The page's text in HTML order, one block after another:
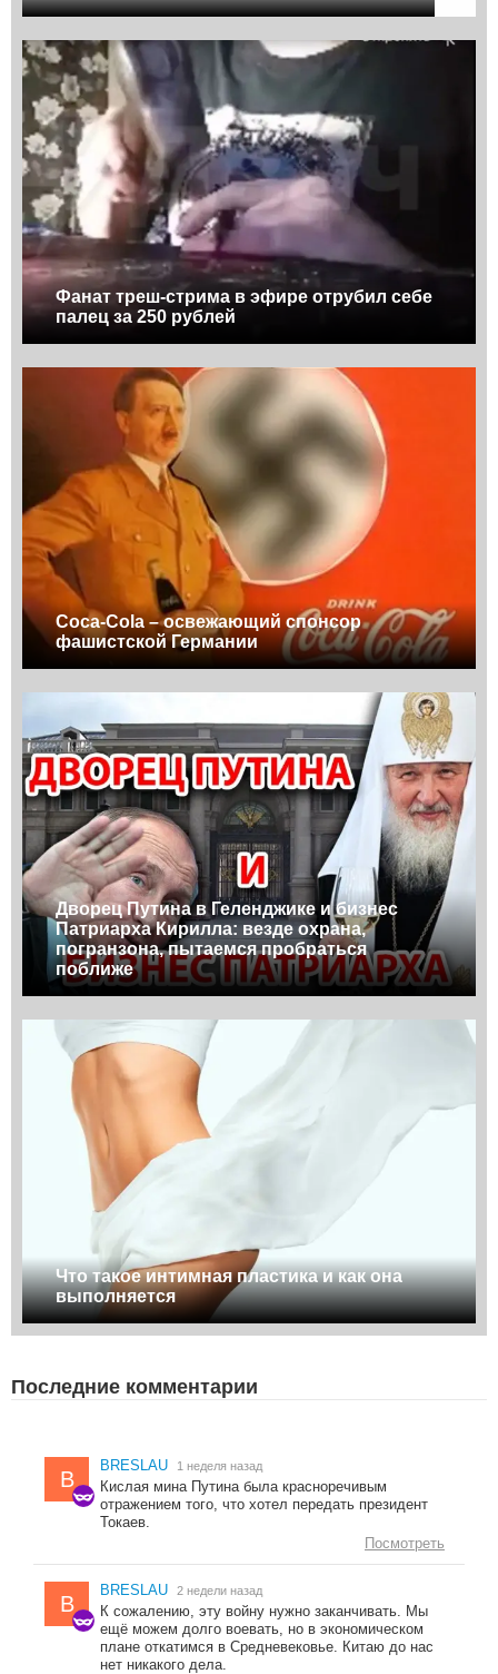
Фанат треш-стрима в эфире отрубил себе
палец за 250 рублей
Coca-Cola – освежающий спонсор
фашистской Германии
Дворец Путина в Геленджике и бизнес
Патриарха Кирилла: везде охрана,
погранзона, пытаемся пробраться
поближе
Что такое интимная пластика и как она
выполняется
Последние комментарии
B
BRESLAU 1 неделя назад
Кислая мина Путина была красноречивым
отражением того, что хотел передать президент
Токаев.
Посмотреть
B
BRESLAU 2 недели назад
К сожалению, эту войну нужно заканчивать. Мы
ещё можем долго воевать, но в экономическом
плане откатимся в Средневековье. Китаю до нас
нет никакого дела.